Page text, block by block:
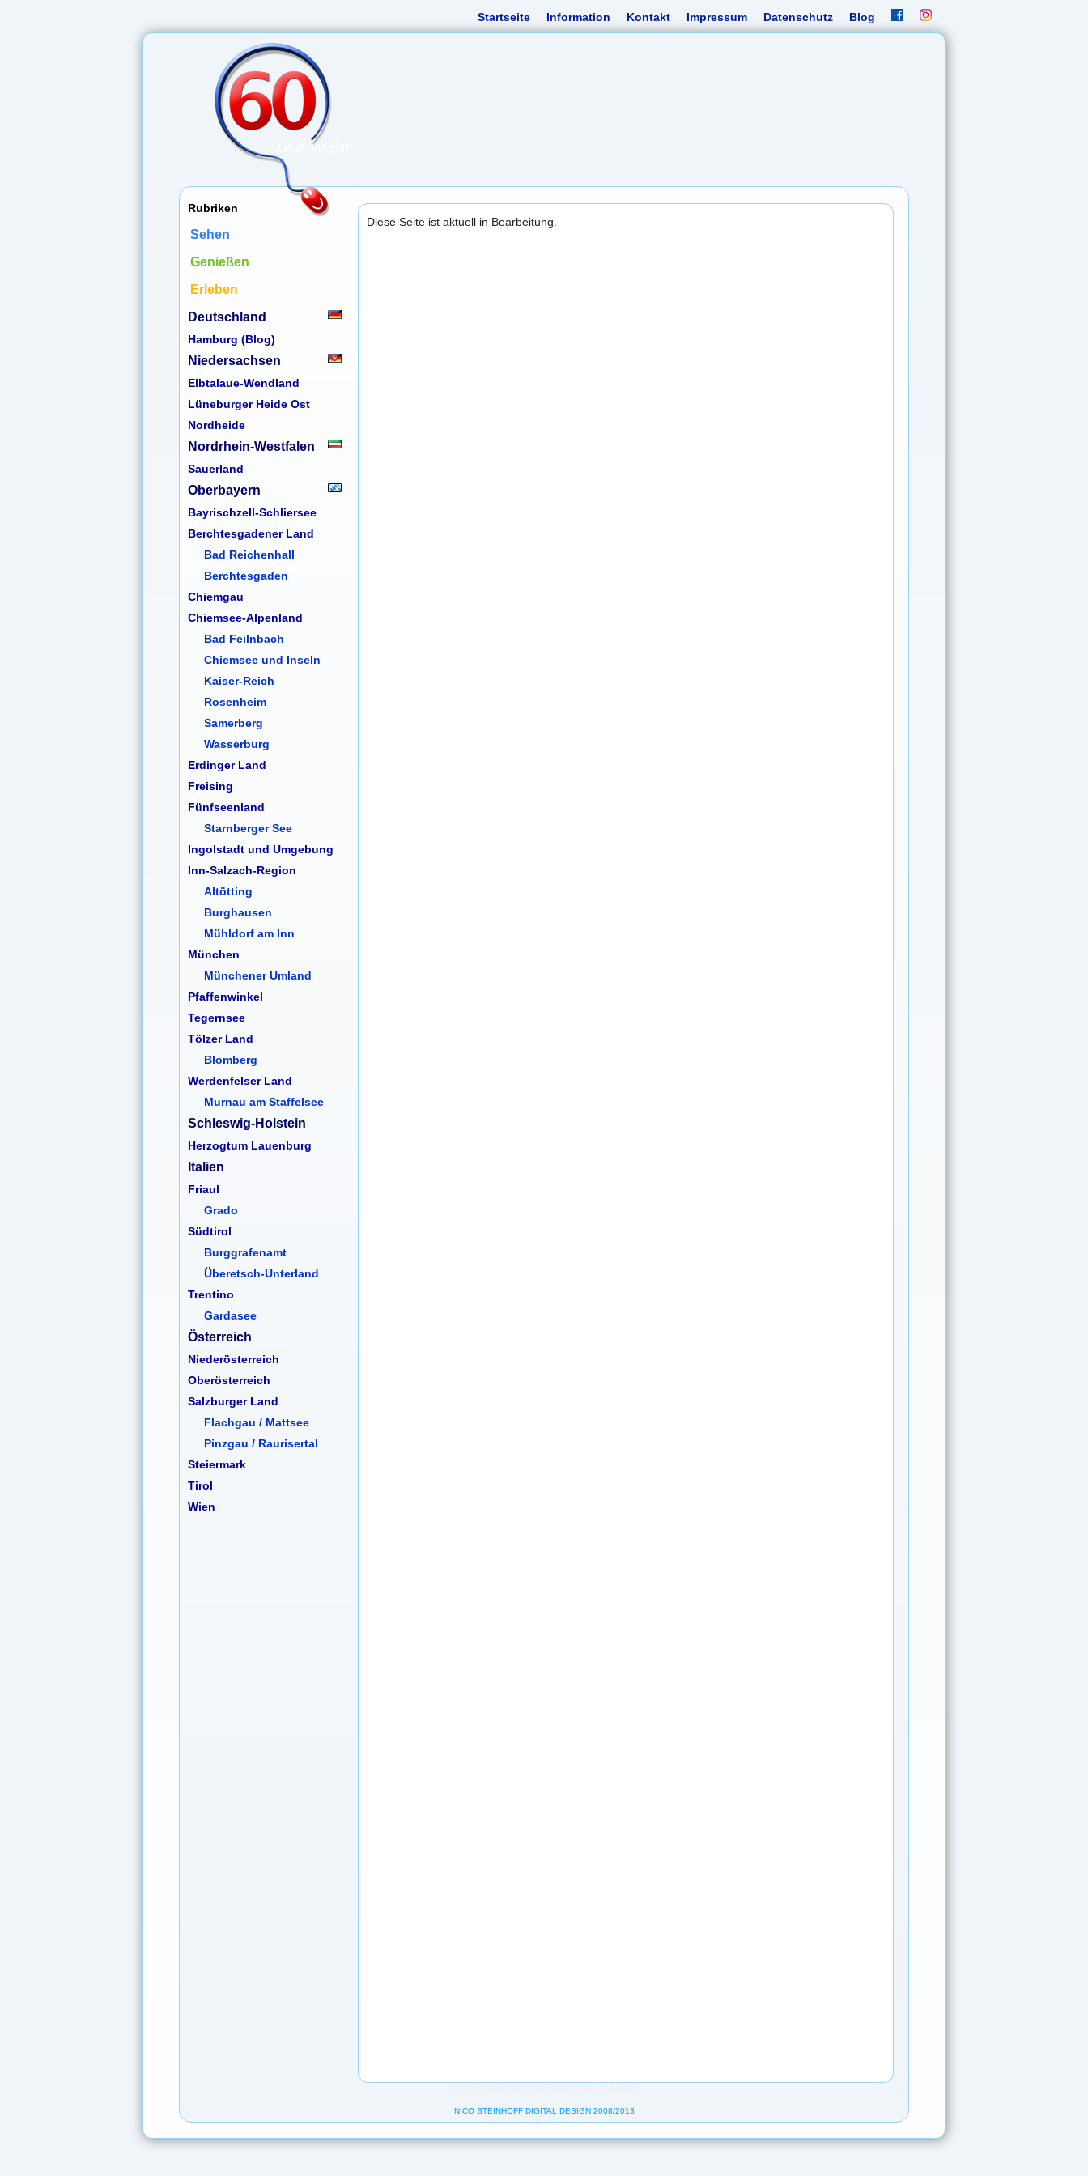
Startseite Information Kontakt Impressum Datenschutz Blog
Rubriken
Sehen
Genießen
Erleben
Deutschland
Hamburg (Blog)
Niedersachsen
Elbtalaue-Wendland
Lüneburger Heide Ost
Nordheide
Nordrhein-Westfalen
Sauerland
Oberbayern
Bayrischzell-Schliersee
Berchtesgadener Land
Bad Reichenhall
Berchtesgaden
Chiemgau
Chiemsee-Alpenland
Bad Feilnbach
Chiemsee und Inseln
Kaiser-Reich
Rosenheim
Samerberg
Wasserburg
Erdinger Land
Freising
Fünfseenland
Starnberger See
Ingolstadt und Umgebung
Inn-Salzach-Region
Altötting
Burghausen
Mühldorf am Inn
München
Münchener Umland
Pfaffenwinkel
Tegernsee
Tölzer Land
Blomberg
Werdenfelser Land
Murnau am Staffelsee
Schleswig-Holstein
Herzogtum Lauenburg
Italien
Friaul
Grado
Südtirol
Burggrafenamt
Überetsch-Unterland
Trentino
Gardasee
Österreich
Niederösterreich
Oberösterreich
Salzburger Land
Flachgau / Mattsee
Pinzgau / Raurisertal
Steiermark
Tirol
Wien
Diese Seite ist aktuell in Bearbeitung.
NICO STEINHOFF DIGITAL DESIGN 2008/2013